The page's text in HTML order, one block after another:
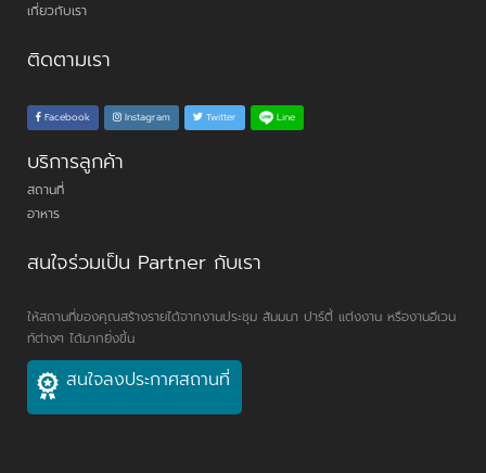
เกี่ยวกับเรา
ติดตามเรา
Facebook Instagram Twitter Line
บริการลูกค้า
สถานที่
อาหาร
สนใจร่วมเป็น Partner กับเรา
ให้สถานที่ของคุณสร้างรายได้จากงานประชุม สัมมนา ปาร์ตี้ แต่งงาน หรืองานอีเวน
ท์ต่างๆ ได้มากยิ่งขึ้น
สนใจลงประกาศสถานที่